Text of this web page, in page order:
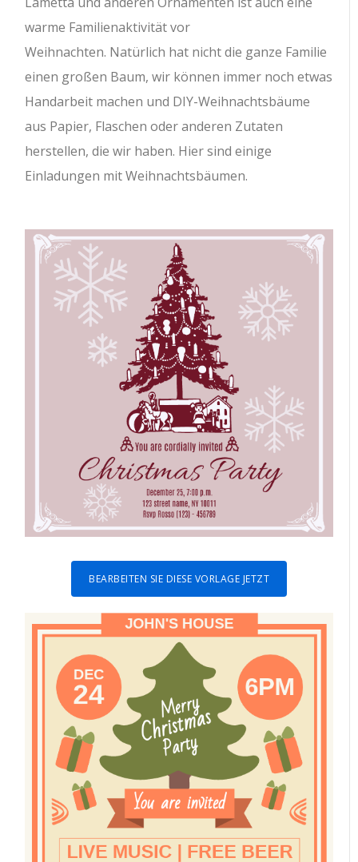
warme Familienaktivität vor
Weihnachten. Natürlich hat nicht die ganze Familie
einen großen Baum, wir können immer noch etwas
Handarbeit machen und DIY-Weihnachtsbäume
aus Papier, Flaschen oder anderen Zutaten
herstellen, die wir haben. Hier sind einige
Einladungen mit Weihnachtsbäumen.
BEARBEITEN SIE DIESE VORLAGE JETZT